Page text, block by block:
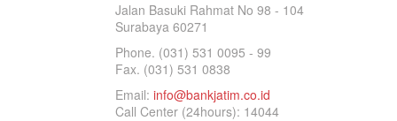
Jalan Basuki Rahmat No 98 - 104
Surabaya 60271
Phone. (031) 531 0095 - 99
Fax. (031) 531 0838
Email: info@bankjatim.co.id
Call Center (24hours): 14044